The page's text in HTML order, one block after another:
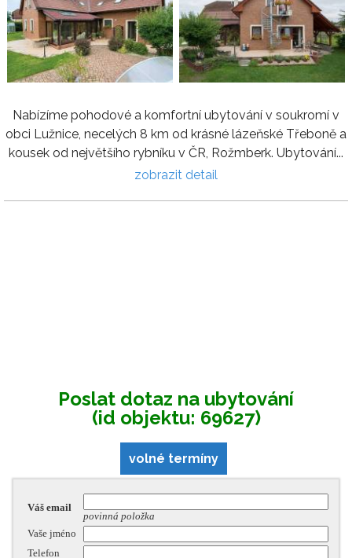
Nabízíme pohodové a komfortní ubytování v soukromí v
obci Lužnice, necelých 8 km od krásné lázeňské Třeboně a
kousek od největšího rybníku v ČR, Rožmberk. Ubytování...
zobrazit detail
Poslat dotaz na ubytování
(id objektu: 69627)
volné termíny